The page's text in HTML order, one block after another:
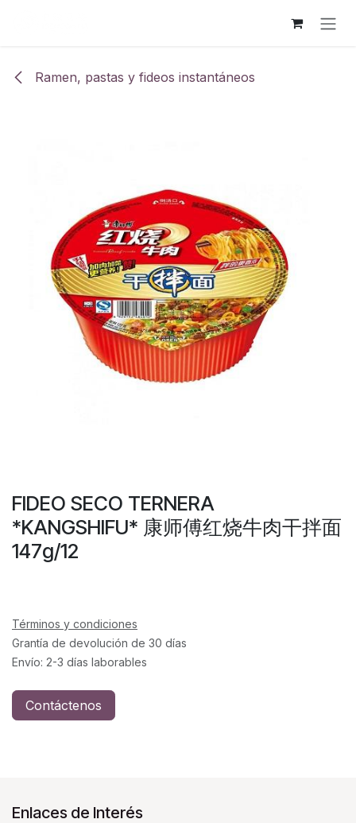
Ramen, pastas y fideos instantáneos
FIDEO SECO TERNERA
*KANGSHIFU* 康师傅红烧牛肉干拌面
147g/12
Términos y condiciones
Grantía de devolución de 30 días
Envío: 2-3 días laborables
Contáctenos
Enlaces de Interés